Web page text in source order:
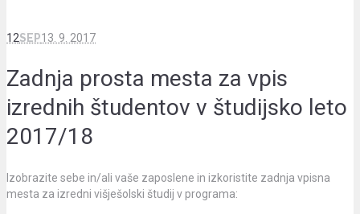
12SEP13. 9. 2017
Zadnja prosta mesta za vpis
izrednih študentov v študijsko leto
2017/18
Izobrazite sebe in/ali vaše zaposlene in izkoristite zadnja vpisna
mesta za izredni višješolski študij v programa: